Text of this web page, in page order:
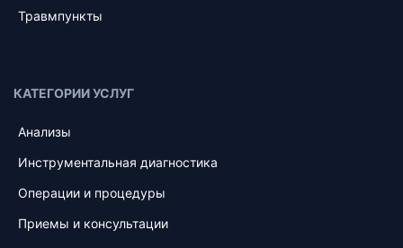
Травмпункты
КАТЕГОРИИ УСЛУГ
Анализы
Инструментальная диагностика
Операции и процедуры
Приемы и консультации